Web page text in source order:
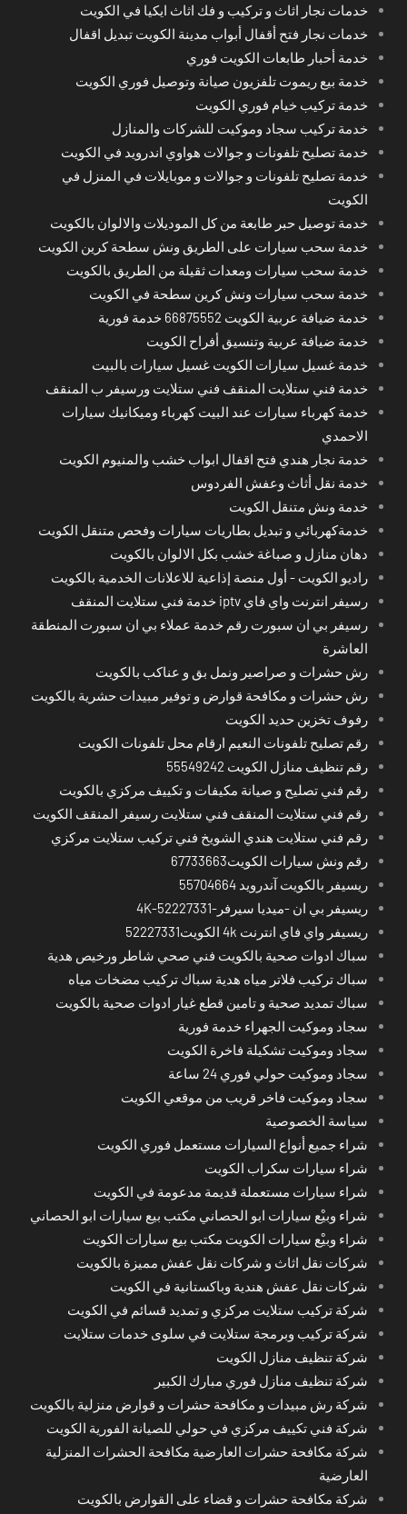
خدمات نجار اثاث و تركيب و فك اثاث ايكيا في الكويت
خدمات نجار فتح أقفال أبواب مدينة الكويت تبديل اقفال
خدمة أحبار طابعات الكويت فوري
خدمة بيع ريموت تلفزيون صيانة وتوصيل فوري الكويت
خدمة تركيب خيام فوري الكويت
خدمة تركيب سجاد وموكيت للشركات والمنازل
خدمة تصليح تلفونات و جوالات هواوي اندرويد في الكويت
خدمة تصليح تلفونات و جوالات و موبايلات في المنزل في
الكويت
خدمة توصيل حبر طابعة من كل الموديلات والالوان بالكويت
خدمة سحب سيارات على الطريق ونش سطحة كرين الكويت
خدمة سحب سيارات ومعدات ثقيلة من الطريق بالكويت
خدمة سحب سيارات ونش كرين سطحة في الكويت
خدمة ضيافة عربية الكويت 66875552 خدمة فورية
خدمة ضيافة عربية وتنسيق أفراح الكويت
خدمة غسيل سيارات الكويت غسيل سيارات بالبيت
خدمة فني ستلايت المنقف فني ستلايت ورسيفر ب المنقف
خدمة كهرباء سيارات عند البيت كهرباء وميكانيك سيارات
الاحمدي
خدمة نجار هندي فتح اقفال ابواب خشب والمنيوم الكويت
خدمة نقل أثاث وعفش الفردوس
خدمة ونش متنقل الكويت
خدمةكهربائي و تبديل بطاريات سيارات وفحص متنقل الكويت
دهان منازل و صباغة خشب بكل الالوان بالكويت
راديو الكويت - أول منصة إذاعية للاعلانات الخدمية بالكويت
رسيفر انترنت واي فاي iptv خدمة فني ستلايت المنقف
رسيفر بي ان سبورت رقم خدمة عملاء بي ان سبورت المنطقة
العاشرة
رش حشرات و صراصير ونمل بق و عناكب بالكويت
رش حشرات و مكافحة قوارض و توفير مبيدات حشرية بالكويت
رفوف تخزين حديد الكويت
رقم تصليح تلفونات النعيم ارقام محل تلفونات الكويت
رقم تنظيف منازل الكويت 55549242
رقم فني تصليح و صيانة مكيفات و تكييف مركزي بالكويت
رقم فني ستلايت المنقف فني ستلايت رسيفر المنقف الكويت
رقم فني ستلايت هندي الشويخ فني تركيب ستلايت مركزي
رقم ونش سيارات الكويت67733663
ريسيفر بالكويت آندرويد 55704664
ريسيفر بي ان -ميديا سيرفر-4K-52227331
ريسيفر واي فاي انترنت 4k الكويت52227331
سباك ادوات صحية بالكويت فني صحي شاطر ورخيص هدية
سباك تركيب فلاتر مياه هدية سباك تركيب مضخات مياه
سباك تمديد صحية و تامين قطع غيار ادوات صحية بالكويت
سجاد وموكيت الجهراء خدمة فورية
سجاد وموكيت تشكيلة فاخرة الكويت
سجاد وموكيت حولي فوري 24 ساعة
سجاد وموكيت فاخر قريب من موقعي الكويت
سياسة الخصوصية
شراء جميع أنواع السيارات مستعمل فوري الكويت
شراء سيارات سكراب الكويت
شراء سيارات مستعملة قديمة مدعومة في الكويت
شراء وبيْع سيارات ابو الحصاني مكتب بيع سيارات ابو الحصاني
شراء وبيْع سيارات الكويت مكتب بيع سيارات الكويت
شركات نقل اثاث و شركات نقل عفش مميزة بالكويت
شركات نقل عفش هندية وباكستانية في الكويت
شركة تركيب ستلايت مركزي و تمديد قسائم في الكويت
شركة تركيب وبرمجة ستلايت في سلوى خدمات ستلايت
شركة تنظيف منازل الكويت
شركة تنظيف منازل فوري مبارك الكبير
شركة رش مبيدات و مكافحة حشرات و قوارض منزلية بالكويت
شركة فني تكييف مركزي في حولي للصيانة الفورية الكويت
شركة مكافحة حشرات العارضية مكافحة الحشرات المنزلية
العارضية
شركة مكافحة حشرات و قضاء على القوارض بالكويت